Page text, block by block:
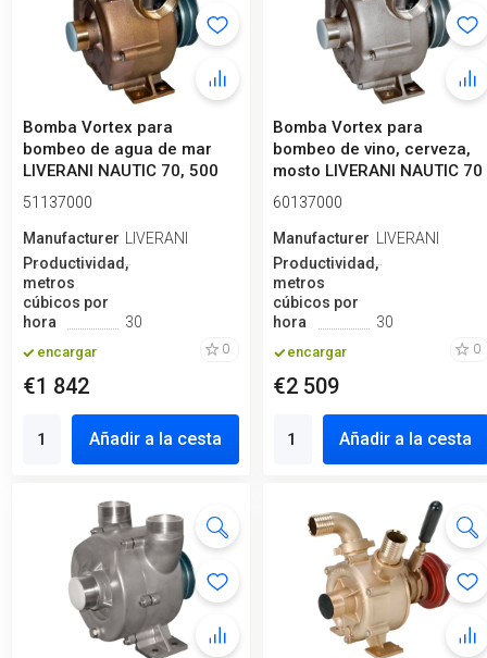
Bomba Vortex para
bombeo de agua de mar
LIVERANI NAUTIC 70, 500
l/min, bronce...
51137000
Manufacturero
LIVERANI
Productividad,
metros
cúbicos por
hora
30
encargar 0
€1 842
Añadir a la cesta
Bomba Vortex para
bombeo de vino, cerveza,
mosto LIVERANI NAUTIC 70
Inox, 500...
60137000
Manufacturero
LIVERANI
Productividad,
metros
cúbicos por
hora
30
encargar 0
€2 509
Añadir a la cesta